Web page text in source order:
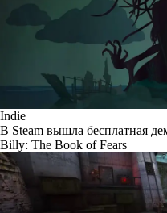
Indie
В Steam вышла бесплатная
Billy: The Book of Fears